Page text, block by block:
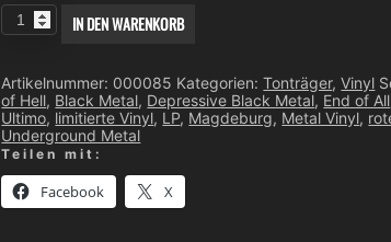
12"
Vinyl:
Ultimo
–
The
Final
Days...
of
All...
IN DEN WARENKORB
Artikelnummer: 000085 Kategorien:Tonträger,Vinyl
of Hell, Black Metal, Depressive Black Metal, End of All
Ultimo, limitierte Vinyl, LP, Magdeburg, Metal Vinyl,
Underground Metal
Teilen mit:
Facebook X